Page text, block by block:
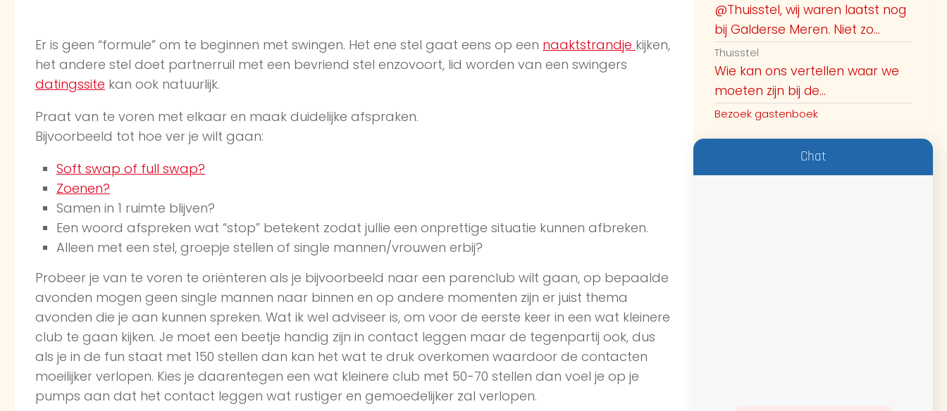
Er is geen “formule” om te beginnen met swingen. Het ene stel gaat eens op een naaktstrandje kijken,
het andere stel doet partnerruil met een bevriend stel enzovoort, lid worden van een swingers
datingssite kan ook natuurlijk.
Praat van te voren met elkaar en maak duidelijke afspraken.
Bijvoorbeeld tot hoe ver je wilt gaan:
Soft swap of full swap?
Zoenen?
Samen in 1 ruimte blijven?
Een woord afspreken wat “stop” betekent zodat jullie een onprettige situatie kunnen afbreken.
Alleen met een stel, groepje stellen of single mannen/vrouwen erbij?
Probeer je van te voren te oriënteren als je bijvoorbeeld naar een parenclub wilt gaan, op bepaalde
avonden mogen geen single mannen naar binnen en op andere momenten zijn er juist thema
avonden die je aan kunnen spreken. Wat ik wel adviseer is, om voor de eerste keer in een wat kleinere
club te gaan kijken. Je moet een beetje handig zijn in contact leggen maar de tegenpartij ook, dus
als je in de fun staat met 150 stellen dan kan het wat te druk overkomen waardoor de contacten
moeilijker verlopen. Kies je daarentegen een wat kleinere club met 50-70 stellen dan voel je op je
pumps aan dat het contact leggen wat rustiger en gemoedelijker zal verlopen.
@Thuisstel, wij waren laatst nog
bij Galderse Meren. Niet zo...
Thuisstel
Wie kan ons vertellen waar we
moeten zijn bij de...
Bezoek gastenboek
Chat